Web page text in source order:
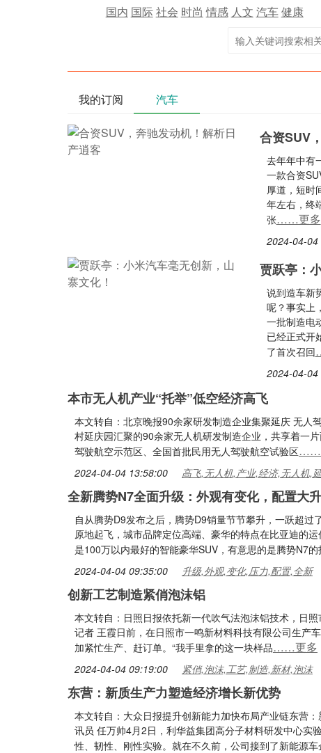
国内 国际社会 时尚 情感 人文 汽车健康
我的订阅 汽车
合资SUV
去年年中有
一款合资
厚道，短时
年左右，终
张……更多
2024-04-
贾跃亭：
说到造车新
呢？事实上
一批制造电
已经正式开
了首次召回
2024-04-
本市无人机产业“托举”低空经济高飞
本文转自：北京晚报90余家研发制造企业集聚延庆 无人
村延庆园汇聚的90余家无人机研发制造企业，共享着一
驾驶航空示范区、全国首批民用无人驾驶航空试验区……
2024-04-04 13:58:00 高飞,无人机,产业,经济,无人机,
全新腾势N7全面升级：外观有变化，配置大
自从腾势D9发布之后，腾势D9销量节节攀升，一跃超
原地起飞，城市品牌定位高端、豪华的特点在比亚迪的
是100万以内最好的智能豪华SUV，有意思的是腾势N7
2024-04-04 09:35:00 升级,外观,变化,压力,配置,全新
创新工艺制造紧俏泡沫铝
本文转自：日照日报依托新一代吹气法泡沫铝技术，日
记者 王霞日前，在日照市一鸣新材料科技有限公司生
加紧忙生产、赶订单。“我手里拿的这一块样品……更多
2024-04-04 09:19:00 紧俏,泡沫,工艺,制造,新材,泡沫
东营：新质生产力塑造经济增长新优势
本文转自：大众日报提升创新能力加快布局产业链东营
讯员 任万帅4月2日，利华益集团高分子材料研发中心实
性、韧性、刚性实验。就在不久前，公司接到了新能源